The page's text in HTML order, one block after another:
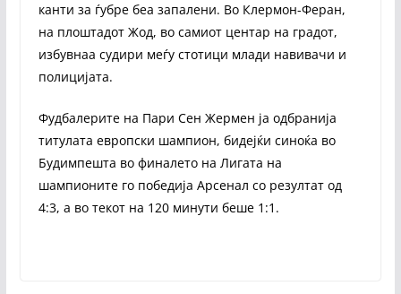
канти за ѓубре беа запалени. Во Клермон-Феран,
на плоштадот Жод, во самиот центар на градот,
избувнаа судири меѓу стотици млади навивачи и
полицијата.
Фудбалерите на Пари Сен Жермен ја одбранија
титулата европски шампион, бидејќи синоќа во
Будимпешта во финалето на Лигата на
шампионите го победија Арсенал со резултат од
4:3, а во текот на 120 минути беше 1:1.